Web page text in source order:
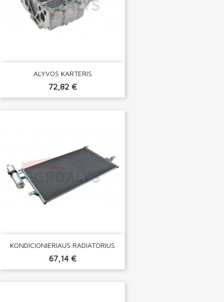
ALYVOS KARTERIS
72,82 €
KONDICIONIERIAUS RADIATORIUS
67,14 €